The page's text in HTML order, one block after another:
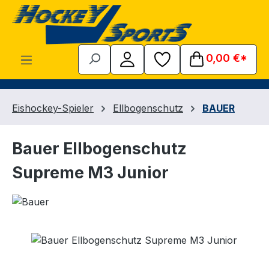
Zum Hauptinhalt springen
0,00 €*
Eishockey-Spieler Ellbogenschutz BAUER
Bauer Ellbogenschutz
Supreme M3 Junior
Bildergalerie überspringen